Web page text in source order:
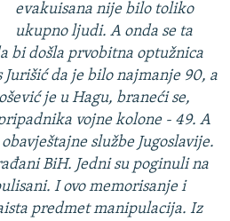
evakuisana nije bilo toliko
ukupno ljudi. A onda se ta
bi došla prvobitna optužnica
da je bilo najmanje 90, a
je u Hagu, braneći se,
vojne kolone - 49. A
službe Jugoslavije.
BiH. Jedni su poginuli na
I ovo memorisanje i
predmet manipulacija. Iz